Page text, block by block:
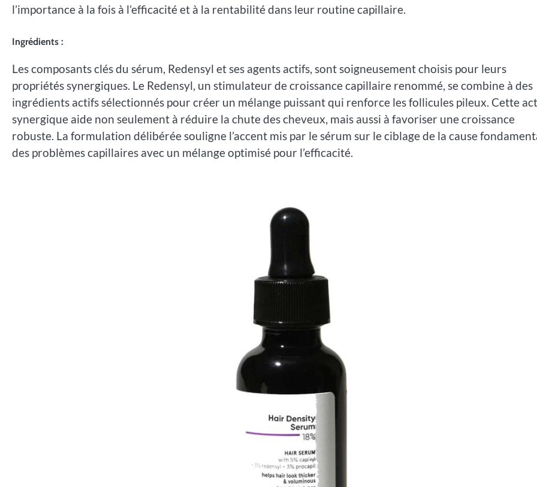
l’importance à la fois à l’efficacité et à la rentabilité dans leur routine capillaire.
Ingrédients :
Les composants clés du sérum, Redensyl et ses agents actifs, sont soigneusement choisis pour leurs
propriétés synergiques. Le Redensyl, un stimulateur de croissance capillaire renommé, se combine à des
ingrédients actifs sélectionnés pour créer un mélange puissant qui renforce les follicules pileux. Cette
synergique aide non seulement à réduire la chute des cheveux, mais aussi à favoriser une croissance
robuste. La formulation délibérée souligne l’accent mis par le sérum sur le ciblage de la cause
des problèmes capillaires avec un mélange optimisé pour l’efficacité.